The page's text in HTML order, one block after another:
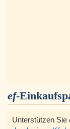
ef-
Unterstützen Sie